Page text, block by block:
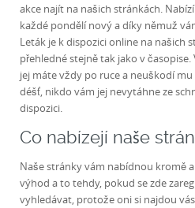
akce najít na našich stránkách.
každé pondělí nový a díky němuž
Leták je k dispozici online na našich
přehledné stejně tak jako v
jej máte vždy po ruce a neuškodí
déšť, nikdo vám jej nevytáhne ze
dispozici.
Co nabízejí naše
Naše stránky vám nabídnou kromě
výhod a to tehdy, pokud se zde
vyhledávat, protože oni si najdou